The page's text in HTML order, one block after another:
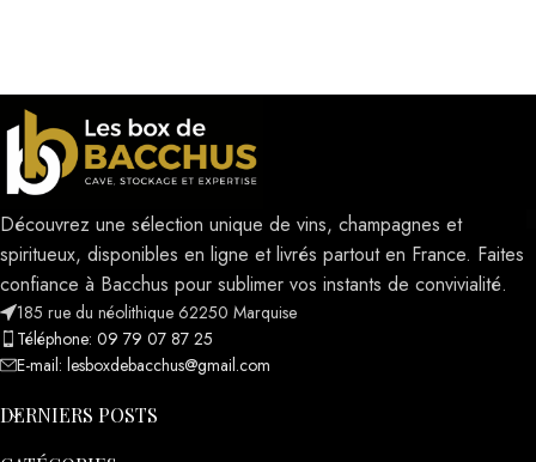
Découvrez une sélection unique de vins, champagnes et
spiritueux, disponibles en ligne et livrés partout en France. Faites
confiance à Bacchus pour sublimer vos instants de convivialité.
185 rue du néolithique 62250 Marquise
Téléphone: 09 79 07 87 25
E-mail: lesboxdebacchus@gmail.com
DERNIERS POSTS